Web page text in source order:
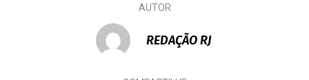
AUTOR
REDAÇÃO RJ